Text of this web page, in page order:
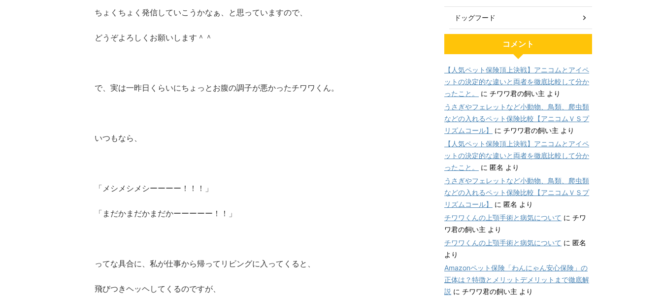
ちょくちょく発信していこうかなぁ、と思っていますので、
どうぞよろしくお願いします＾＾
で、実は一昨日くらいにちょっとお腹の調子が悪かったチワワくん。
いつもなら、
「メシメシメシーーーー！！！」
「まだかまだかまだかーーーーー！！」
ってな具合に、私が仕事から帰ってリビングに入ってくると、
飛びつきヘッヘしてくるのですが、
ドッグフード
コメント
【人気ペット保険頂上決戦】アニコムとアイペ
ットの決定的な違いと両者を徹底比較して分か
ったこと。
に チワワ君の飼い主 より
うさぎやフェレットなど小動物、鳥類、爬虫類
などの入れるペット保険比較【アニコムＶＳプ
リズムコール】
に チワワ君の飼い主 より
【人気ペット保険頂上決戦】アニコムとアイペ
ットの決定的な違いと両者を徹底比較して分か
ったこと。
に 匿名 より
うさぎやフェレットなど小動物、鳥類、爬虫類
などの入れるペット保険比較【アニコムＶＳプ
リズムコール】
に 匿名 より
チワワくんの上顎手術と病気について に チワ
ワ君の飼い主 より
チワワくんの上顎手術と病気について に 匿名
より
Amazonペット保険「わんにゃん安心保険」の
正体は？特徴とメリットデメリットまで徹底解
説 に チワワ君の飼い主 より